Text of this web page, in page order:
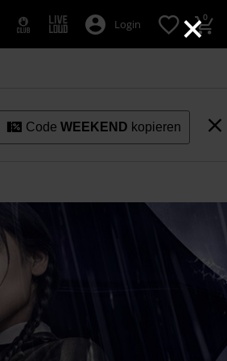
×
Login 0
CodeWEEKEND kopieren